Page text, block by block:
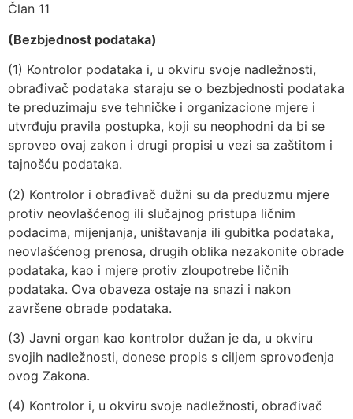
Član 11
(Bezbjednost podataka)
(1) Kontrolor podataka i, u okviru svoje nadležnosti,
obrađivač podataka staraju se o bezbjednosti podataka
te preduzimaju sve tehničke i organizacione mjere i
utvrđuju pravila postupka, koji su neophodni da bi se
sproveo ovaj zakon i drugi propisi u vezi sa zaštitom i
tajnošću podataka.
(2) Kontrolor i obrađivač dužni su da preduzmu mjere
protiv neovlašćenog ili slučajnog pristupa ličnim
podacima, mijenjanja, uništavanja ili gubitka podataka,
neovlašćenog prenosa, drugih oblika nezakonite obrade
podataka, kao i mjere protiv zloupotrebe ličnih
podataka. Ova obaveza ostaje na snazi i nakon
završene obrade podataka.
(3) Javni organ kao kontrolor dužan je da, u okviru
svojih nadležnosti, donese propis s ciljem sprovođenja
ovog Zakona.
(4) Kontrolor i, u okviru svoje nadležnosti, obrađivač